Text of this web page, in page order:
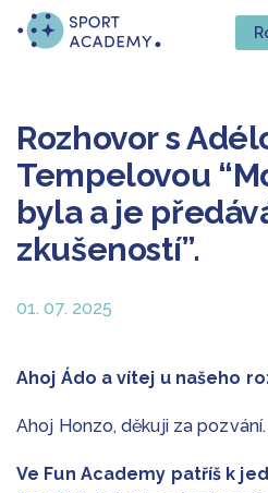
Přejít
na
Přejít
na
Rozhovor s
Tempelovou
byla a je
zkušeností”.
01. 07. 2025
Ahoj Ádo a vítej u našeho
Ahoj Honzo, děkuji za pozvání.
Ve Fun Academy patříš k